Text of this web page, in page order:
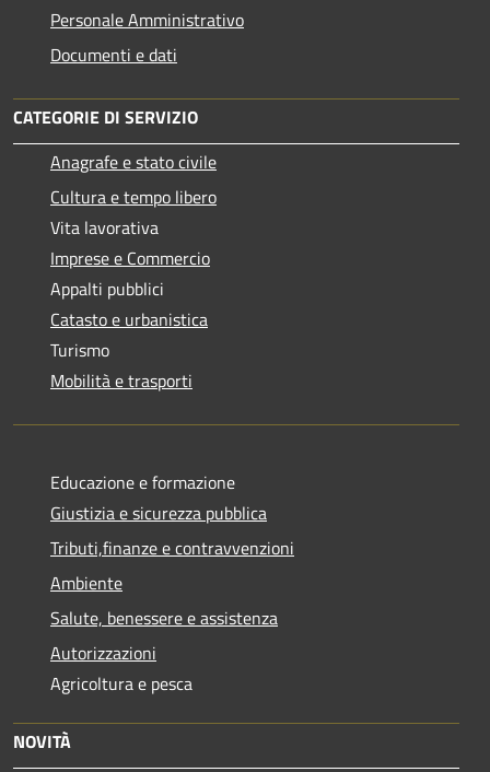
Personale Amministrativo
Documenti e dati
CATEGORIE DI SERVIZIO
Anagrafe e stato civile
Cultura e tempo libero
Vita lavorativa
Imprese e Commercio
Appalti pubblici
Catasto e urbanistica
Turismo
Mobilità e trasporti
Educazione e formazione
Giustizia e sicurezza pubblica
Tributi,finanze e contravvenzioni
Ambiente
Salute, benessere e assistenza
Autorizzazioni
Agricoltura e pesca
NOVITÀ